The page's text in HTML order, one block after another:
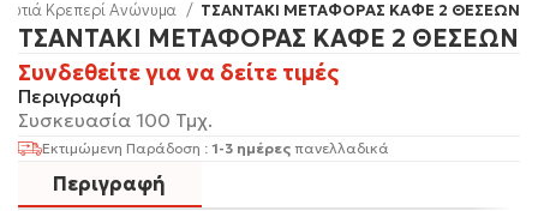
Κρεπερί Ανώνυμα ΤΣΑΝΤΑΚΙ ΜΕΤΑΦΟΡΑΣ ΚΑΦΕ 2 ΘΕΣΕΩΝ
ΤΣΑΝΤΑΚΙ ΜΕΤΑΦΟΡΑΣ ΚΑΦΕ 2 ΘΕΣΕΩΝ
Συνδεθείτε για να δείτε τιμές
Περιγραφή
Συσκευασία 100 Τμχ.
Εκτιμώμενη Παράδοση :1-3 ημέρες πανελλαδικά
Περιγραφή